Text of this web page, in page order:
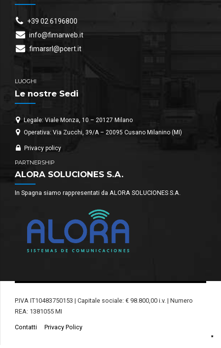
+39 02 6196800
info@fimarweb.it
fimarsrl@pcert.it
LUOGHI
Le nostre Sedi
Legale: Viale Monza, 10 – 20127 Milano
Operativa: Via Zucchi, 39/A – 20095 Cusano Milanino (MI)
Privacy policy
PARTNERSHIP
ALORA SOLUCIONES S.A.
In Spagna siamo rappresentati da ALORA SOLUCIONES S.A.
P.IVA IT10483750153 | Capitale sociale: € 98.800,00 i.v. | Numero
REA: 1381055 MI
Contatti Privacy Policy